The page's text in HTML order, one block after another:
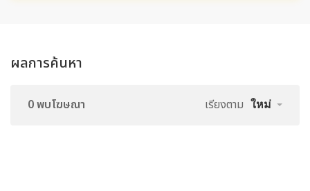
ผลการค้นหา
0 พบโฆษณา เรียงตาม ใหม่